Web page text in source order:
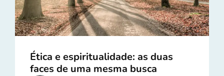
Ética e espiritualidade: as duas
faces de uma mesma busca